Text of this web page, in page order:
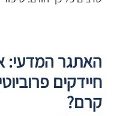
האתגר המדעי:
חיידקים
קרם?